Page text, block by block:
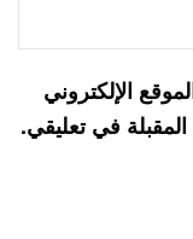
الإلكتروني
في تعليقي.